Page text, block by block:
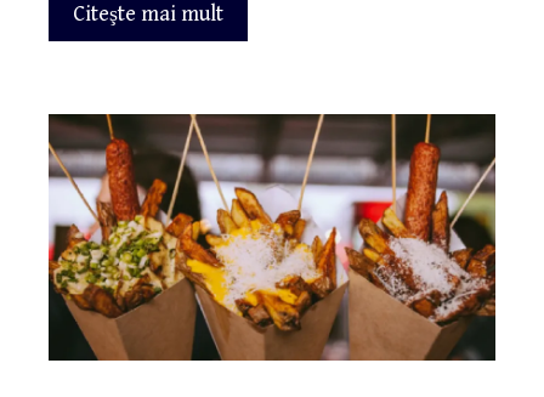
Citeşte mai mult